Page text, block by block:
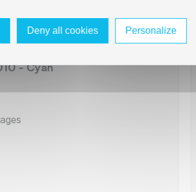
- Cyan
Deny all cookies Personalize